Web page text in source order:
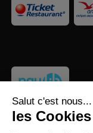
Salut c'est nous...
les